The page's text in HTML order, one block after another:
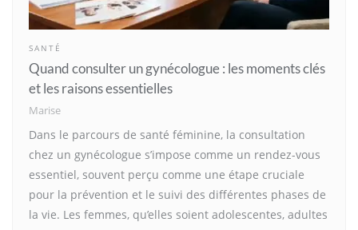
SANTÉ
Quand consulter un gynécologue : les moments clés
et les raisons essentielles
Marise
Dans le parcours de santé féminine, la consultation
chez un gynécologue s’impose comme un rendez-vous
essentiel, souvent perçu comme une étape cruciale
pour la prévention et le suivi des différentes phases de
la vie. Les femmes, qu’elles soient adolescentes, adultes